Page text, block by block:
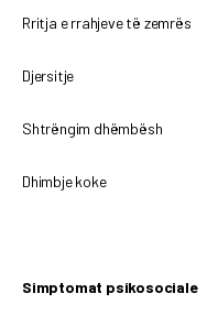
Rritja e rrahjeve të zemrës
Djersitje
Shtrëngim dhëmbësh
Dhimbje koke
Simptomat psikosociale